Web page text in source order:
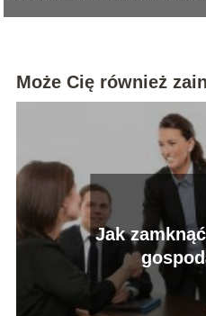
Może Cię również
Jak